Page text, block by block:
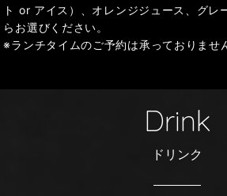
ト or アイス）、オレンジジュース、グレ
らお選びください。
※ランチタイムのご予約は承っておりませ
Drink
ドリンク